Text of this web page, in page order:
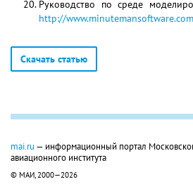
Руководство по среде
http://
Скачать статью
mai.ru — информационный портал
авиационного института
© МАИ, 2000—2026